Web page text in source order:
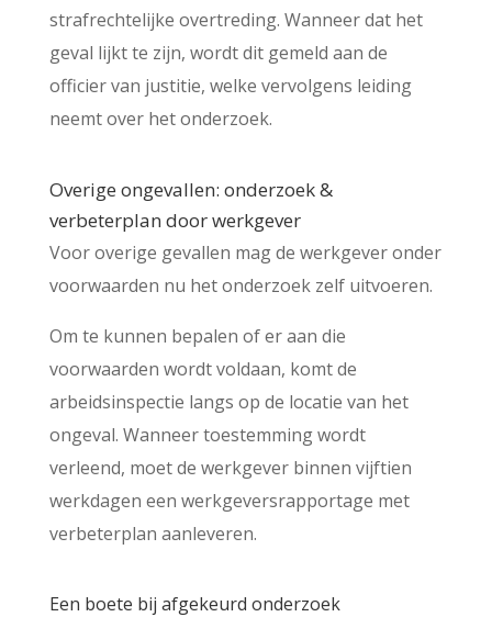
strafrechtelijke overtreding. Wanneer dat het
geval lijkt te zijn, wordt dit gemeld aan de
officier van justitie, welke vervolgens leiding
neemt over het onderzoek.
Overige ongevallen: onderzoek &
verbeterplan door werkgever
Voor overige gevallen mag de werkgever onder
voorwaarden nu het onderzoek zelf uitvoeren.
Om te kunnen bepalen of er aan die
voorwaarden wordt voldaan, komt de
arbeidsinspectie langs op de locatie van het
ongeval. Wanneer toestemming wordt
verleend, moet de werkgever binnen vijftien
werkdagen een werkgeversrapportage met
verbeterplan aanleveren.
Een boete bij afgekeurd onderzoek